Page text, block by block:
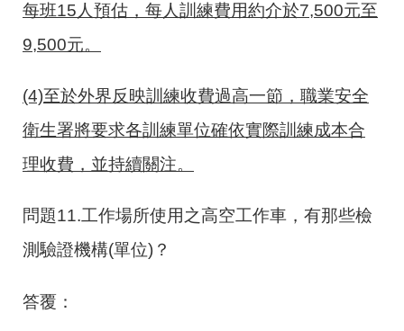
每班15 人預估，每人訓練費用約介於7,500元至
9,500元。
(4)至於外界反映訓練收費過高一節，職業安全
衛生署將要求各訓練單位確依實際訓練成本合
理收費，並持續關注。
問題11.工作場所使用之高空工作車，有那些檢
測驗證機構(單位)？
答覆：